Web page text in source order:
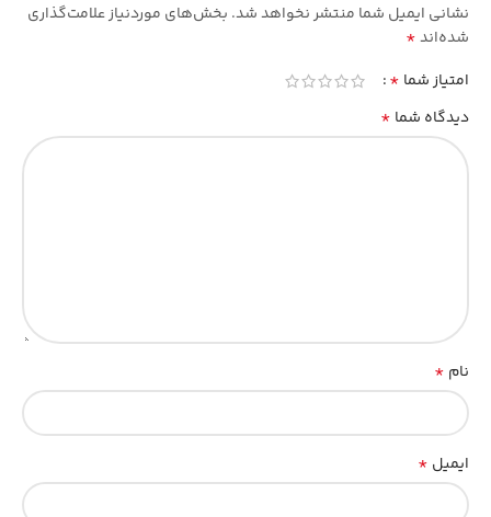
نشانی ایمیل شما منتشر نخواهد شد. بخش‌های موردنیاز علامت‌گذاری
شده‌اند*
امتیاز شما *
دیدگاه شما *
نام *
ایمیل *